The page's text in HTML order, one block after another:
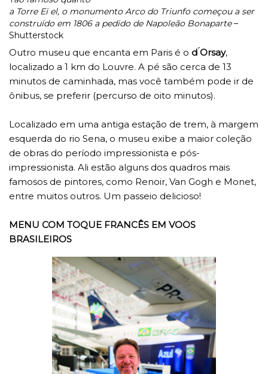
a Torre Ei el, o monumento Arco do Triunfo começou a ser
construído em 1806 a pedido de Napoleão Bonaparte–
Shutterstock
Outro museu que encanta em Paris é o d ́Orsay,
localizado a 1 km do Louvre. A pé são cerca de 13
minutos de caminhada, mas você também pode ir de
ônibus, se preferir (percurso de oito minutos).
Localizado em uma antiga estação de trem, à margem
esquerda do rio Sena, o museu exibe a maior coleção
de obras do período impressionista e pós-
impressionista. Ali estão alguns dos quadros mais
famosos de pintores, como Renoir, Van Gogh e Monet,
entre muitos outros. Um passeio delicioso!
MENU COM TOQUE FRANCÊS EM VOOS
BRASILEIROS